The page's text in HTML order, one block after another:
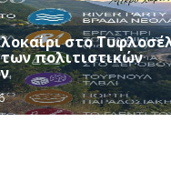
στο
πολιτιστικών